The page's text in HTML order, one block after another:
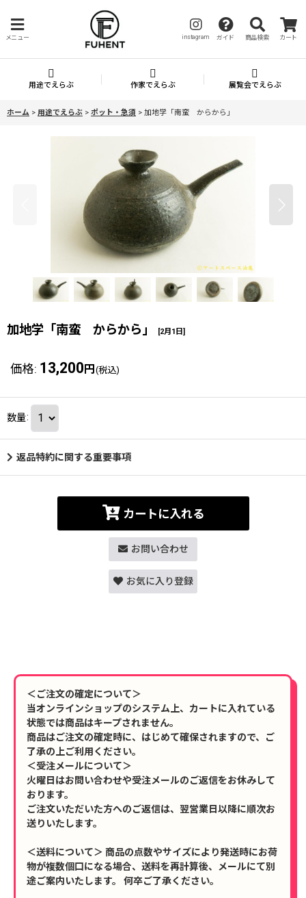
メニュー instagram ガイド 商品検索 カート
用途でえらぶ 作家でえらぶ 展覧会でえらぶ
ホーム > 用途でえらぶ > ポット・急須 > 加地学「南蛮 からから」
加地学「南蛮 からから」 [2月1日 ]
価格: 13,200 円 (税込)
数量:
返品特約に関する重要事項
カートに入れる
お問い合わせ
お気に入り登録
＜ご注文の確定について＞
当オンラインショップのシステム上、カートに入れている
状態では商品はキープされません。
商品はご注文の確定時に、はじめて確保されますので、ご
了承の上ご利用ください。
＜受注メールについて＞
火曜日はお問い合わせや受注メールのご返信をお休みして
おります。
ご注文いただいた方へのご返信は、翌営業日以降に順次お
送りいたします。
＜送料について＞ 商品の点数やサイズにより発送時にお荷
物が複数個口になる場合、送料を再計算後、メールにて別
途ご案内いたします。 何卒ご了承ください。